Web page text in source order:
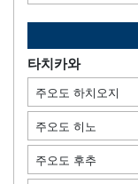
타치카와
주오도 하치오지
주오도 히노
주오도 후추